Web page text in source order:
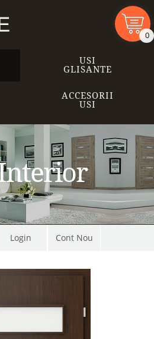
0
USI
GLISANTE
ACCESORII
USI
Cont Nou